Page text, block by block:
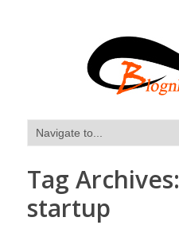
Tag Archives:
startup